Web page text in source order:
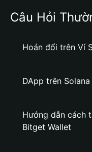
Câu Hỏi
Hoán đổi trên Ví
DApp trên Solana
Hướng dẫn cách
Bitget Wallet